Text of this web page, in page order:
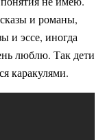
и романы,
и эссе, иногда
люблю. Так дети
каракулями.